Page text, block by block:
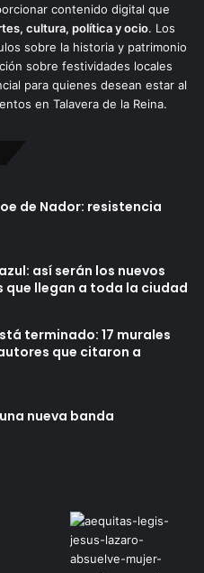
contenido digital que
cultura, política y ocio. Los
sobre la historia y patrimonio
sobre festividades locales
para quienes desean estar al
en Talavera de la Reina.
de Nador: resistencia
así serán los nuevos
llegan a toda la ciudad
terminado: 17 murales
que citaron a
nueva banda